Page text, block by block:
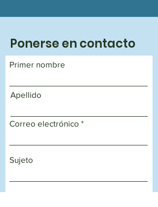
Ponerse en contacto
Primer nombre
Apellido
Correo electrónico
Sujeto